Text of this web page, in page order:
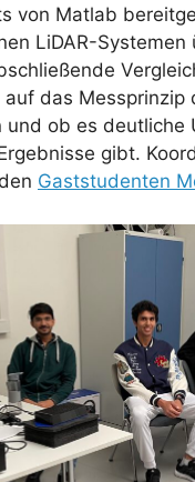
von Matlab
LiDAR-
das Messprinzip
und ob es deutliche
gibt.
Gaststudenten